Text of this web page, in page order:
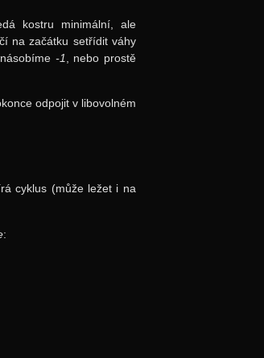
kostru minimální, ale
na začátku setřídit váhy
-1 , nebo prostě
odpojit v libovolném
cyklus (může ležet i na
: